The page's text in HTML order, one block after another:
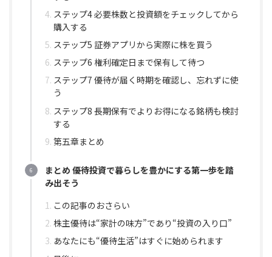
ステップ4 必要株数と投資額をチェックしてから
購入する
ステップ5 証券アプリから実際に株を買う
ステップ6 権利確定日まで保有して待つ
ステップ7 優待が届く時期を確認し、忘れずに使
う
ステップ8 長期保有でよりお得になる銘柄も検討
する
第五章まとめ
まとめ 優待投資で暮らしを豊かにする第一歩を踏
み出そう
この記事のおさらい
株主優待は“家計の味方”であり“投資の入り口”
あなたにも“優待生活”はすぐに始められます